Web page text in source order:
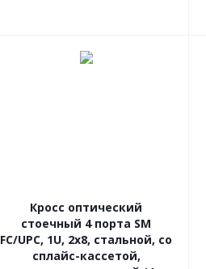
Кросс оптический
стоечный 4 порта SM
FC/UPC, 1U, 2х8, стальной, со
сплайс-кассетой,